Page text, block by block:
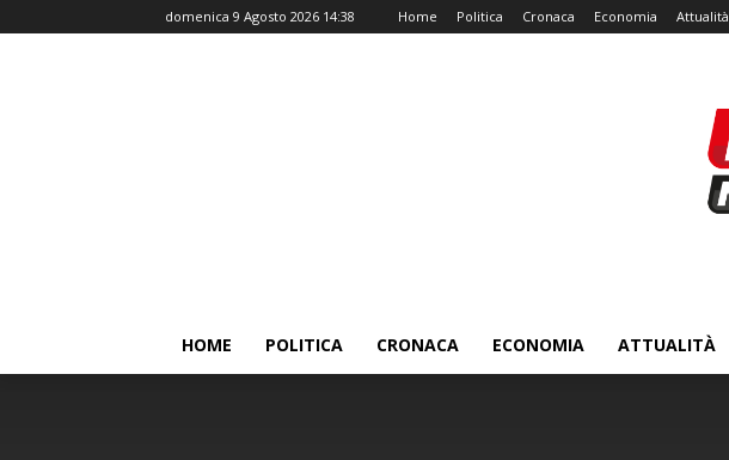
domenica 9 Agosto 2026 14:38 Home Politica Cronaca Economia Attualità
HOME POLITICA CRONACA ECONOMIA ATTUALITÀ